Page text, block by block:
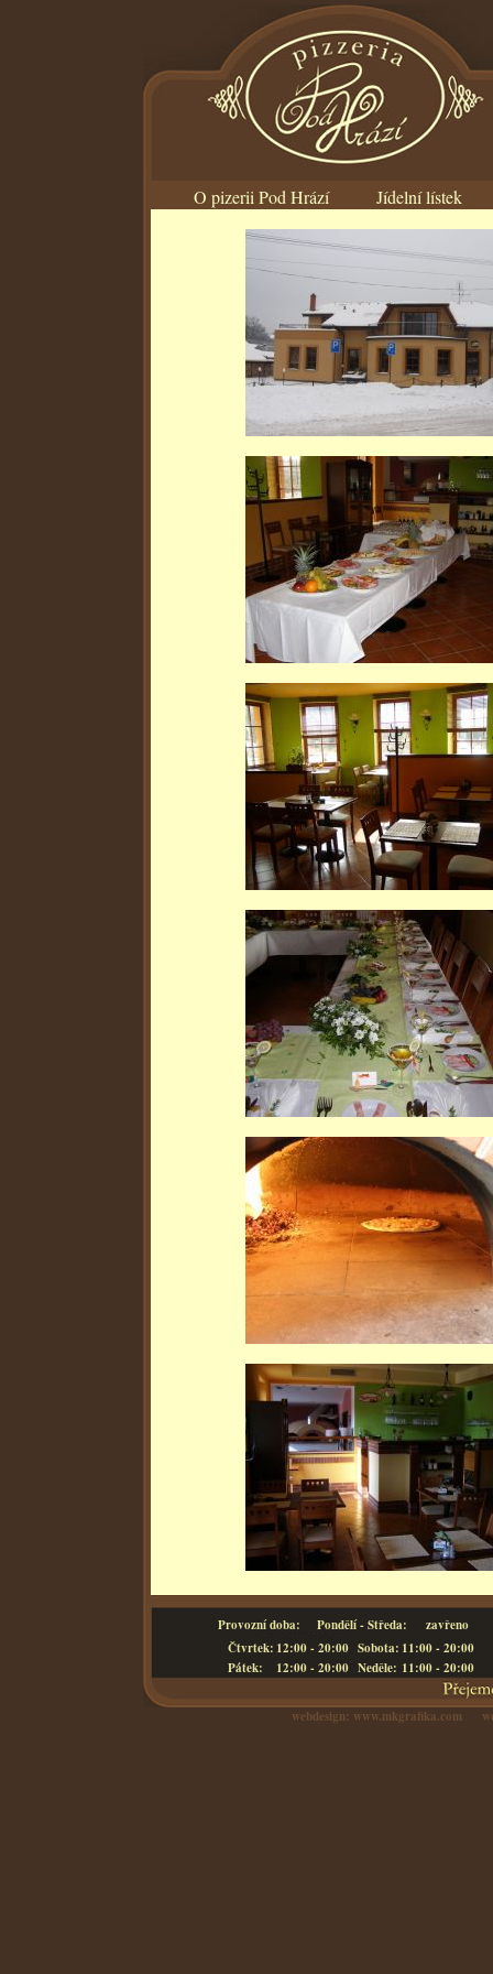
O pizerii Pod Hrází Jídelní lístek
Provozní doba: Pondělí - Středa:
zavřeno
Čtvrtek: 12:00 - 20:00 Sobota: 11:00 - 20:00
Pátek:
12:00 - 20:00 Neděle: 11:00 - 20:00
webdesign: www.mkgrafika.com